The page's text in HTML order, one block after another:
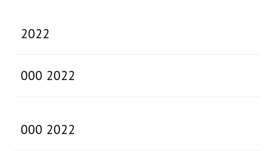
2022
000 2022
000 2022